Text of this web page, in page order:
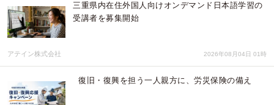
三重県内在住外国人向けオンデマンド日本語学習の
受講者を募集開始
アテイン株式会社 2026年08月04日 01時
復旧・復興を担う一人親方に、労災保険の備え